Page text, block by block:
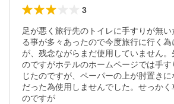
3
足が悪く旅行先のトイレに手すりが無
る事が多々あったので今度旅行に行く為
が、残念ながらまだ使用していません。
のですがホテルのホームページでは手
じたのですが、ペーパーの上が肘置き
だった為使用しませんでした。せっかく
のですが